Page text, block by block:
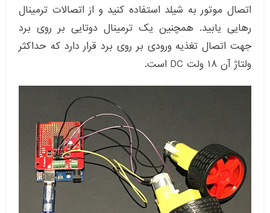
اتصال موتور به شیلد استفاده کنید و از اتصالات ترمینال
رهایی یابید. همچنین یک ترمینال دوتایی بر روی برد
جهت اتصال تغذیه ورودی بر روی برد قرار دارد که حداکثر
ولتاژ آن ۱۸ ولت DC است.